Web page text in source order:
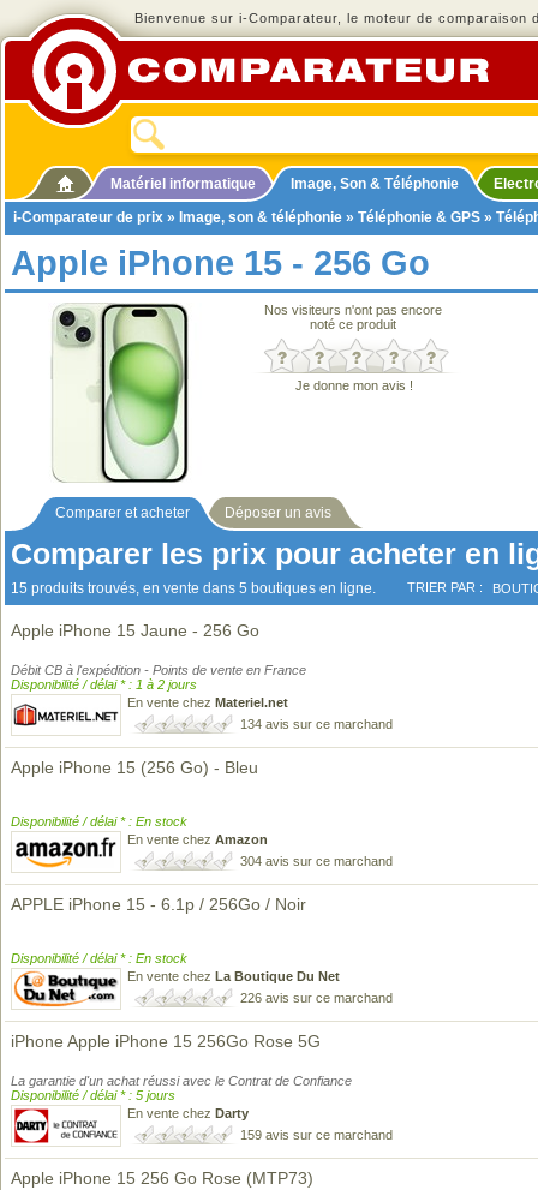
Bienvenue sur i-Comparateur, le moteur de comparaison
Matériel informatique Image, Son & Téléphonie
i-Comparateur de prix » Image, son & téléphonie » Téléphonie & GPS »
Apple iPhone 15 - 256 Go
Nos visiteurs n'ont pas encore
noté ce produit
Je donne mon avis !
Comparer et acheter Déposer un avis
Comparer les prix pour acheter en
15 produits trouvés, en vente dans 5 boutiques en ligne. TRIER PAR :
Apple iPhone 15 Jaune - 256 Go
Débit CB à l'expédition - Points de vente en France
Disponibilité / délai * : 1 à 2 jours
En vente chez Materiel.net
134 avis sur ce marchand
Apple iPhone 15 (256 Go) - Bleu
Disponibilité / délai * : En stock
En vente chez Amazon
304 avis sur ce marchand
APPLE iPhone 15 - 6.1p / 256Go / Noir
Disponibilité / délai * : En stock
En vente chez La Boutique Du Net
226 avis sur ce marchand
iPhone Apple iPhone 15 256Go Rose 5G
La garantie d'un achat réussi avec le Contrat de Confiance
Disponibilité / délai * : 5 jours
En vente chez Darty
159 avis sur ce marchand
Apple iPhone 15 256 Go Rose (MTP73)